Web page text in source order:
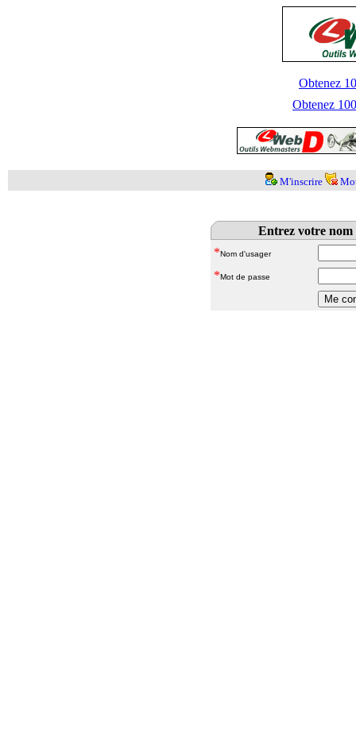
Obtenez
Obtenez
M'inscrire
Entrez votre nom
*Nom d'usager
*Mot de passe